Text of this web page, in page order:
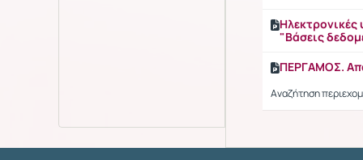
Ηλεκτρονικές
"Βάσεις
ΠΕΡΓΑΜΟΣ.
Αναζήτηση